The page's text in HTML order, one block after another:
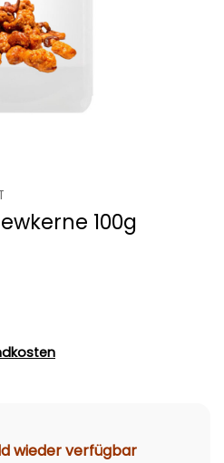
100g
wieder verfügbar